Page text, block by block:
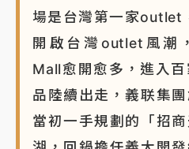
場是台灣第一家outlet
開啟台灣outlet風潮
Mall愈開愈多，進入
品陸續出走，義联集
當初一手規劃的「招